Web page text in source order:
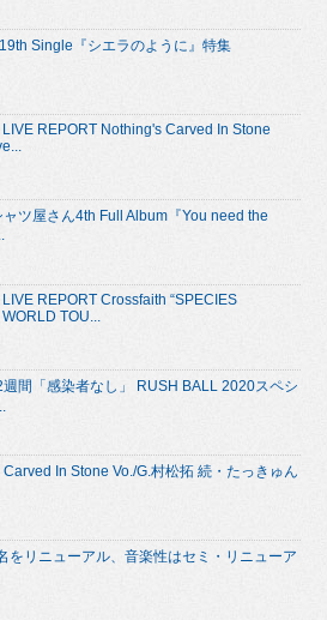
Single『シエラのように』特集
REPORT Nothing's Carved In Stone
ャツ屋さん4th Full Album『You need the
REPORT Crossfaith “SPECIES
TOU...
週間「感染者なし」 RUSH BALL 2020スペシ
Carved In Stone Vo./G.村松拓 続・たっきゅん
をリニューアル、音楽性はセミ・リニューア